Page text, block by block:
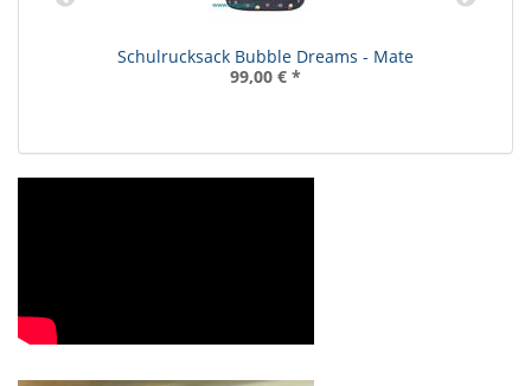
Schulrucksack Bubble Dreams - Mate
99,00 € *